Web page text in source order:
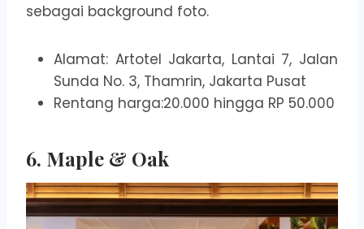
sebagai background foto.
Alamat: Artotel Jakarta, Lantai 7, Jalan
Sunda No. 3, Thamrin, Jakarta Pusat
Rentang harga:20.000 hingga RP 50.000
6. Maple & Oak